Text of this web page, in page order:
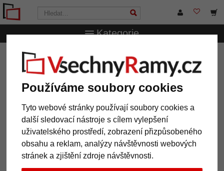
Používáme soubory cookies
Tyto webové stránky používají soubory cookies a
další sledovací nástroje s cílem vylepšení
uživatelského prostředí, zobrazení přizpůsobeného
obsahu a reklam, analýzy návštěvnosti webových
stránek a zjištění zdroje návštěvnosti.
Kategorie
VsechnRamy.cz Pasparty
Standardní pasparty
Pasparta 2,6 mm v muzejní kvalitě
Pasparta 2,6 mm v muzejní kvalitě